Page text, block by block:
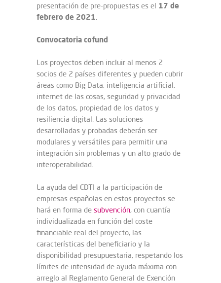
presentación de pre-propuestas es el 17 de
febrero de 2021.
Convocatoria cofund
Los proyectos deben incluir al menos 2
socios de 2 países diferentes y pueden cubrir
áreas como Big Data, inteligencia artificial,
internet de las cosas, seguridad y privacidad
de los datos, propiedad de los datos y
resiliencia digital. Las soluciones
desarrolladas y probadas deberán ser
modulares y versátiles para permitir una
integración sin problemas y un alto grado de
interoperabilidad.
La ayuda del CDTI a la participación de
empresas españolas en estos proyectos se
hará en forma de subvención, con cuantía
individualizada en función del coste
financiable real del proyecto, las
características del beneficiario y la
disponibilidad presupuestaria, respetando los
límites de intensidad de ayuda máxima con
arreglo al Reglamento General de Exención